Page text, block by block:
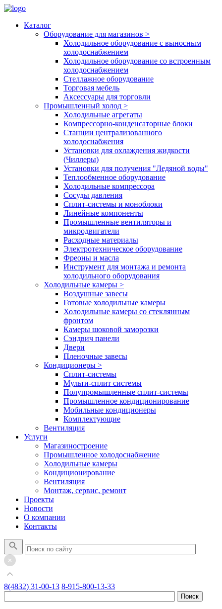
Каталог
Оборудование для магазинов >
Холодильное оборудование с выносным
холодоснабжением
Холодильное оборудование со встроенным
холодоснабжением
Стеллажное оборудование
Торговая мебель
Аксессуары для торговли
Промышленный холод >
Холодильные агрегаты
Компрессорно-конденсаторные блоки
Станции централизованного
холодоснабжения
Установки для охлаждения жидкости
(Чиллеры)
Установки для получения "Ледяной воды"
Теплообменное оборудование
Холодильные компрессора
Сосуды давления
Cплит-системы и моноблоки
Линейные компоненты
Промышленные вентиляторы и
микродвигатели
Расходные материалы
Электротехническое оборудование
Фреоны и масла
Инструмент для монтажа и ремонта
холодильного оборудования
Холодильные камеры >
Воздушные завесы
Готовые холодильные камеры
Холодильные камеры со стеклянным
фронтом
Камеры шоковой заморозки
Сэндвич панели
Двери
Пленочные завесы
Кондиционеры >
Сплит-системы
Мульти-сплит системы
Полупромышленные сплит-системы
Промышленное кондиционирование
Мобильные кондиционеры
Комплектующие
Вентиляция
Услуги
Магазиностроение
Промышленное холодоснабжение
Холодильные камеры
Кондиционирование
Вентиляция
Монтаж, сервис, ремонт
Проекты
Новости
О компании
Контакты
8(4832) 31-00-13 8-915-800-13-33